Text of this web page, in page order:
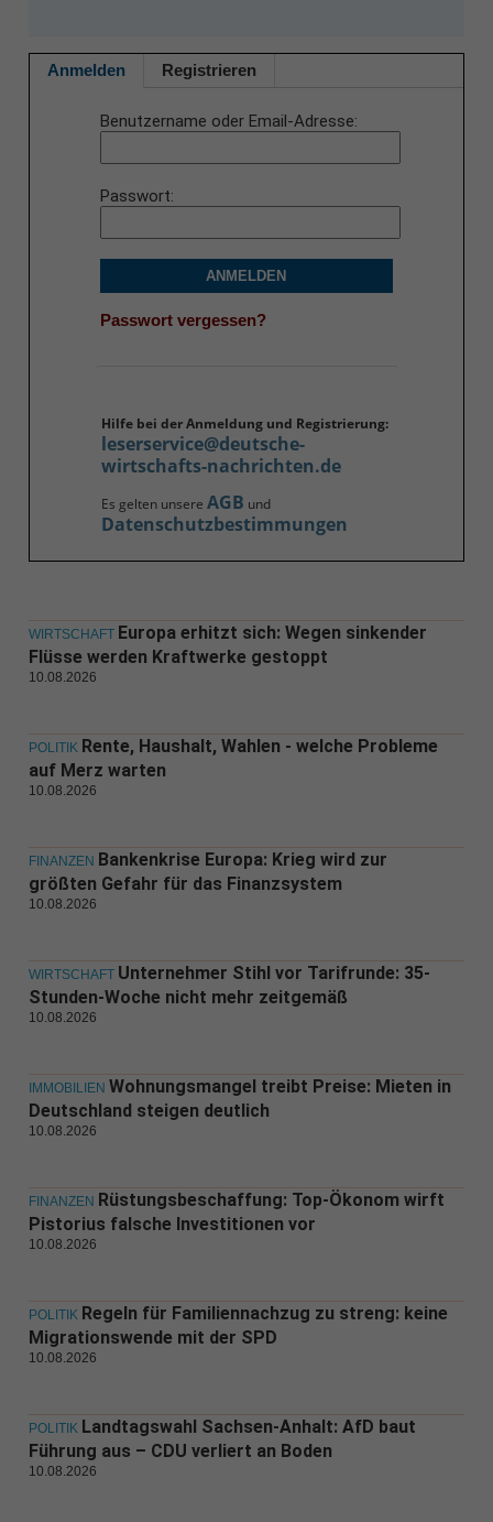
Anmelden Registrieren
Benutzername oder Email-Adresse
Passwort
ANMELDEN
Passwort vergessen?
Hilfe bei der Anmeldung und Registrierung:
leserservice@deutsche-
wirtschafts-nachrichten.de
Es gelten unsere AGB und
Datenschutzbestimmungen
WIRTSCHAFT Europa erhitzt sich: Wegen sinkender
Flüsse werden Kraftwerke gestoppt
10.08.2026
POLITIK Rente, Haushalt, Wahlen - welche Probleme
auf Merz warten
10.08.2026
FINANZEN Bankenkrise Europa: Krieg wird zur
größten Gefahr für das Finanzsystem
10.08.2026
WIRTSCHAFT Unternehmer Stihl vor Tarifrunde: 35-
Stunden-Woche nicht mehr zeitgemäß
10.08.2026
IMMOBILIEN Wohnungsmangel treibt Preise: Mieten in
Deutschland steigen deutlich
10.08.2026
FINANZEN Rüstungsbeschaffung: Top-Ökonom wirft
Pistorius falsche Investitionen vor
10.08.2026
POLITIK Regeln für Familiennachzug zu streng: keine
Migrationswende mit der SPD
10.08.2026
POLITIK Landtagswahl Sachsen-Anhalt: AfD baut
Führung aus – CDU verliert an Boden
10.08.2026